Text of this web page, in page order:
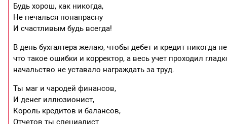
Будь хорош, как никогда,
Не печалься понапрасну
И счастливым будь всегда!
В день бухгалтера желаю, чтобы дебет и кредит никогда
что такое ошибки и корректор, а весь учет проходил
начальство не уставало награждать за труд.
Ты маг и чародей финансов,
И денег иллюзионист,
Король кредитов и балансов,
Отчетов ты специалист.